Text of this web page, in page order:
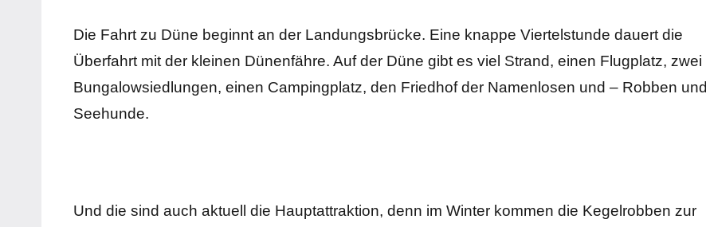
Die Fahrt zu Düne beginnt an der Landungsbrücke. Eine knappe Viertelstunde dauert die
Überfahrt mit der kleinen Dünenfähre. Auf der Düne gibt es viel Strand, einen Flugplatz, zwei
Bungalowsiedlungen, einen Campingplatz, den Friedhof der Namenlosen und – Robben und
Seehunde.
Und die sind auch aktuell die Hauptattraktion, denn im Winter kommen die Kegelrobben zur